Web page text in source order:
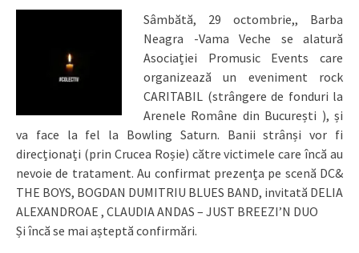
Sâmbătă, 29 octombrie,, Barba
Neagra -Vama Veche se alatură
Asociației Promusic Events care
organizează un eveniment rock
CARITABIL (strângere de fonduri la
Arenele Române din București ), și
va face la fel la Bowling Saturn. Banii strânși vor fi
direcționați (prin Crucea Roșie) către victimele care încă au
nevoie de tratament. Au confirmat prezența pe scenă DC&
THE BOYS, BOGDAN DUMITRIU BLUES BAND, invitată DELIA
ALEXANDROAE , CLAUDIA ANDAS – JUST BREEZI’N DUO
Și încă se mai așteptă confirmări.